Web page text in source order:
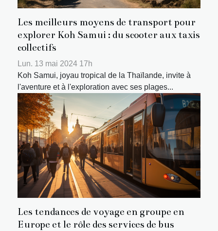
Les meilleurs moyens de transport pour
explorer Koh Samui : du scooter aux taxis
collectifs
Lun. 13 mai 2024 17h
Koh Samui, joyau tropical de la Thaïlande, invite à
l'aventure et à l'exploration avec ses plages...
Les tendances de voyage en groupe en
Europe et le rôle des services de bus